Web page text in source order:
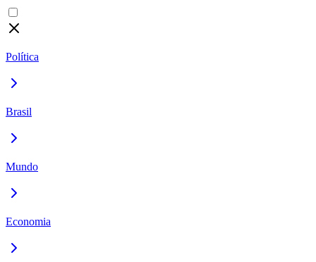
Política
Brasil
Mundo
Economia